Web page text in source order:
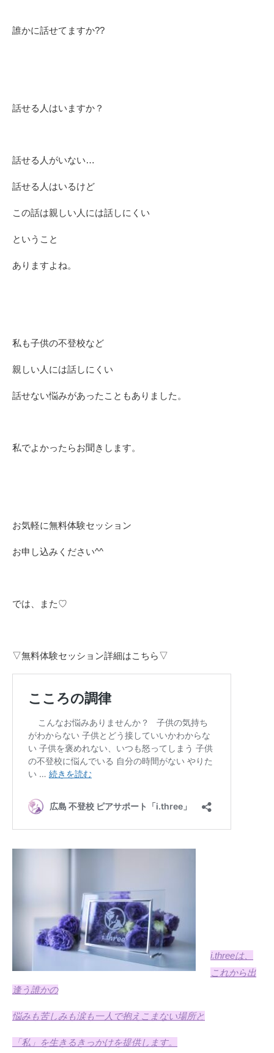
誰かに話せてますか??
話せる人はいますか？
話せる人がいない…
話せる人はいるけど
この話は親しい人には話しにくい
ということ
ありますよね。
私も子供の不登校など
親しい人には話しにくい
話せない悩みがあったこともありました。
私でよかったらお聞きします。
お気軽に無料体験セッション
お申し込みください^^
では、また♡
▽無料体験セッション詳細はこちら▽
i.threeは、
これから出
逢う誰かの
悩みも苦しみも涙も一人で抱えこまない場所と
「私」を生きるきっかけを提供します。